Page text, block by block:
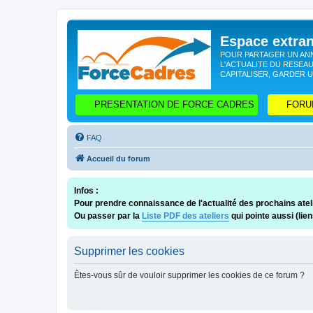
Espace
POUR PARTAGER UN
L'ACTUALITE DU
CAPITALISER, GARDER
PRESENTATION DE FORCE CADRES
FAQ
Accueil du forum
Infos :
Pour prendre connaissance de l'actualité des prochains
Ou passer par la Liste PDF des ateliers qui pointe aussi
Supprimer les cookies
Êtes-vous sûr de vouloir supprimer les cookies de ce forum ?